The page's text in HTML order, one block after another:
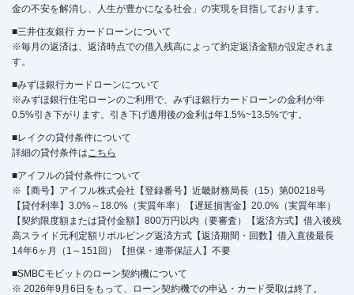
金の不安を解消し、人生が豊かになる社会」の実現を目指しております。
■三井住友銀行 カードローンについて
※毎月の返済は、返済時点での借入残高によって約定返済金額が設定されま
す。
■みずほ銀行カードローンについて
※みずほ銀行住宅ローンのご利用で、みずほ銀行カードローンの金利が年
0.5%引き下がります。引き下げ適用後の金利は年1.5%~13.5%です。
■レイクの貸付条件について
詳細の貸付条件はこちら
■アイフルの貸付条件について
※【商号】アイフル株式会社【登録番号】近畿財務局長（15）第00218号
【貸付利率】3.0%～18.0%（実質年率）【遅延損害金】20.0%（実質年率）
【契約限度額または貸付金額】800万円以内（要審査）【返済方式】借入後残
高スライド元利定額リボルビング返済方式【返済期間・回数】借入直後最長
14年6ヶ月（1～151回）【担保・連帯保証人】不要
■SMBCモビットのローン契約機について
※ 2026年9月6日をもって、ローン契約機での申込・カード受取は終了。